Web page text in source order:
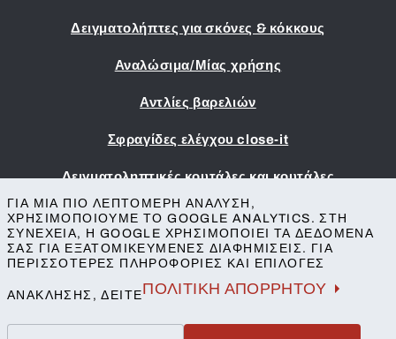
Δειγματολήπτες για σκόνες & κόκκους
Αναλώσιμα/Μίας χρήσης
Αντλίες βαρελιών
Σφραγίδες ελέγχου close-it
Δειγματοληπτικές κουτάλες και κουτάλες
Εκτύπωση
Όροι & Προϋποθέσεις
Προστασία της ιδιωτικής ζωής
Επικοινωνία
ΓΙΑ ΜΙΑ ΠΙΟ ΛΕΠΤΟΜΕΡΉ ΑΝΆΛΥΣΗ,
ΧΡΗΣΙΜΟΠΟΙΟΎΜΕ ΤΟ GOOGLE ANALYTICS. ΣΤΗ
ΣΥΝΈΧΕΙΑ, Η GOOGLE ΧΡΗΣΙΜΟΠΟΙΕΊ ΤΑ ΔΕΔΟΜΈΝΑ
ΣΑΣ ΓΙΑ ΕΞΑΤΟΜΙΚΕΥΜΈΝΕΣ ΔΙΑΦΗΜΊΣΕΙΣ. ΓΙΑ
ΠΕΡΙΣΣΌΤΕΡΕΣ ΠΛΗΡΟΦΟΡΊΕΣ ΚΑΙ ΕΠΙΛΟΓΈΣ
ΑΝΆΚΛΗΣΗΣ, ΔΕΊΤΕΠΟΛΙΤΙΚΉ ΑΠΟΡΡΉΤΟΥ